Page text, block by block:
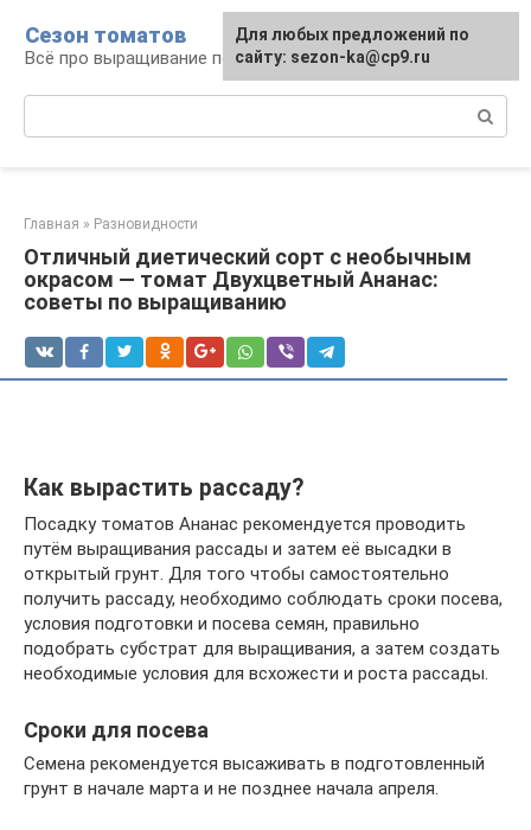
контенту
Сезон томатов
Всё про выращивание помидоров
Главная » Разновидности
Отличный диетический сорт с необычным
окрасом — томат Двухцветный Ананас:
советы по выращиванию
Как вырастить рассаду?
Посадку томатов Ананас рекомендуется проводить
путём выращивания рассады и затем её высадки в
открытый грунт. Для того чтобы самостоятельно
получить рассаду, необходимо соблюдать сроки посева,
условия подготовки и посева семян, правильно
подобрать субстрат для выращивания, а затем создать
необходимые условия для всхожести и роста рассады.
Сроки для посева
Семена рекомендуется высаживать в подготовленный
грунт в начале марта и не позднее начала апреля.
Для любых предложений по
сайту: sezon-ka@cp9.ru